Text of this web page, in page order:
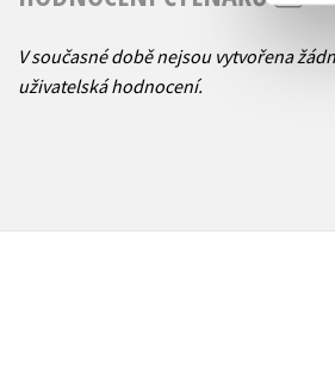
V současné době nejsou vytvořena
uživatelská hodnocení.